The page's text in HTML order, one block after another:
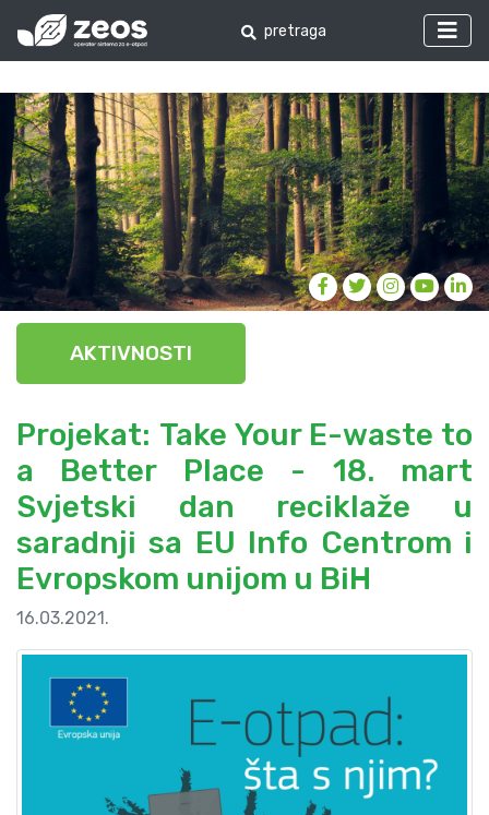
AKTIVNOSTI
Projekat: Take Your E-waste to
a Better Place - 18. mart
Svjetski dan reciklaže u
saradnji sa EU Info Centrom i
Evropskom unijom u BiH
16.03.2021.